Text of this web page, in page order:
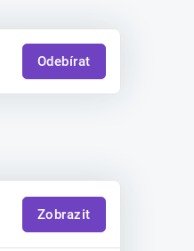
Odebírat
Zobrazit